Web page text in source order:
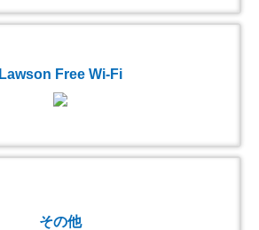
Lawson Free Wi-Fi
その他